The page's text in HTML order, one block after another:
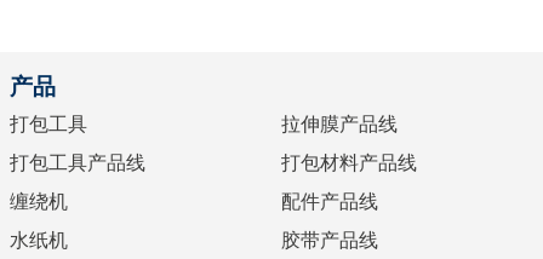
产品
打包工具
打包工具产品线
缠绕机
水纸机
拉伸膜产品线
打包材料产品线
配件产品线
胶带产品线